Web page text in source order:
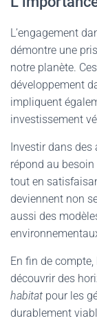
L’engagement
démontre une
notre planète.
développement
impliquent
investissement
Investir dans
répond au
tout en
deviennent non
aussi des
En fin de
découvrir des
habitat pour les
durablement